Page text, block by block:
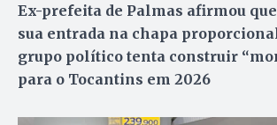
Ex-prefeita de Palmas afirmou que
sua entrada na chapa
grupo político tenta construir
para o Tocantins em 2026